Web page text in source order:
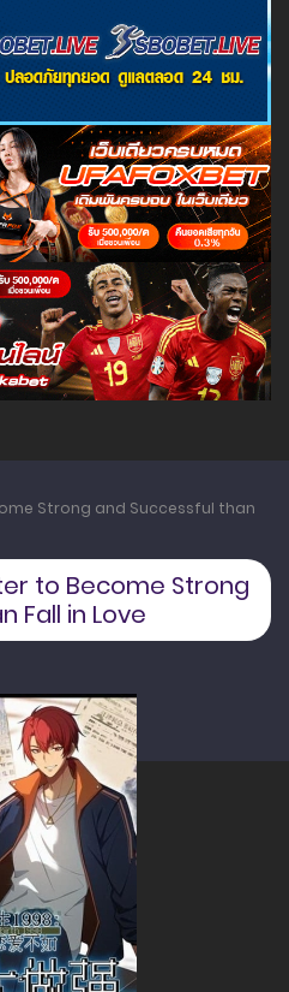
Strong and Successful than
to Become Strong
Fall in Love